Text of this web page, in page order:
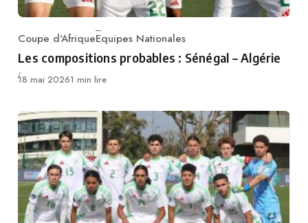
Category
Coupe d'AfriqueEquipes Nationales
Les compositions probables : Sénégal – Algérie
Publié
18 mai 20261 min lire